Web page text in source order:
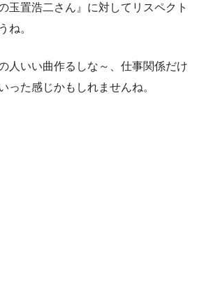
玉置浩二さん』に対してリスペクト
ね。
人いい曲作るしな～、仕事関係だけ
った感じかもしれませんね。